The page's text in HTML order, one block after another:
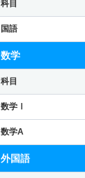
科目
国語
数学
科目
数学Ⅰ
数学A
外国語